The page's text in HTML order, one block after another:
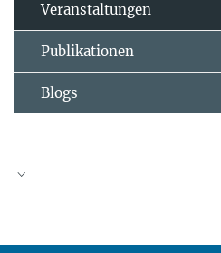
Veranstaltungen
Publikationen
Blogs